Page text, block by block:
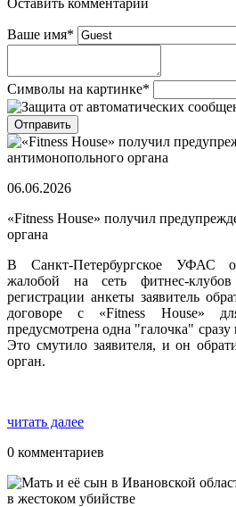
Оставить комментарий
Ваше имя*
Символы на картинке*
06.06.2026
«Fitness House» получил
органа
В Санкт-Петербургское УФАС
жалобой на сеть фитнес-
регистрации анкеты заявитель
договоре с «Fitness House»
предусмотрена одна "галочка" сразу
Это смутило заявителя, и он
орган.
читать далее
0 комментариев